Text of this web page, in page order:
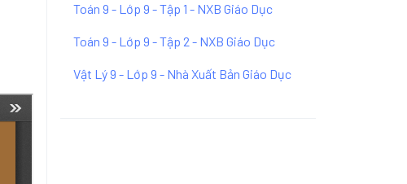
Toán 9 - Lớp 9 - Tập 1 - NXB Giáo Dục
Toán 9 - Lớp 9 - Tập 2 - NXB Giáo Dục
Vật Lý 9 - Lớp 9 - Nhà Xuất Bản Giáo Dục